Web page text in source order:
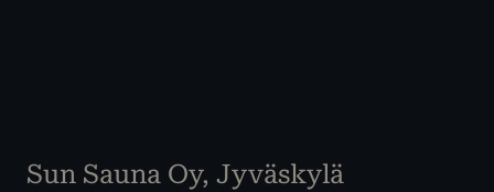
Sun Sauna Oy, Jyväskylä